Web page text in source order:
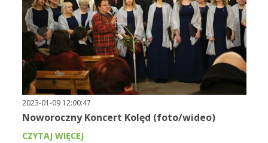
2023-01-09 12:00:47
Noworoczny Koncert Kolęd (foto/wideo)
CZYTAJ WIĘCEJ